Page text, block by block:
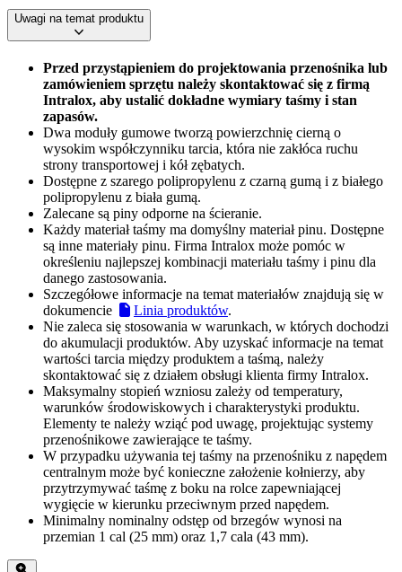
Uwagi na temat produktu
Przed przystąpieniem do projektowania przenośnika lub
zamówieniem sprzętu należy skontaktować się z firmą
Intralox, aby ustalić dokładne wymiary taśmy i stan
zapasów.
Dwa moduły gumowe tworzą powierzchnię cierną o
wysokim współczynniku tarcia, która nie zakłóca ruchu
strony transportowej i kół zębatych.
Dostępne z szarego polipropylenu z czarną gumą i z białego
polipropylenu z biała gumą.
Zalecane są piny odporne na ścieranie.
Każdy materiał taśmy ma domyślny materiał pinu. Dostępne
są inne materiały pinu. Firma Intralox może pomóc w
określeniu najlepszej kombinacji materiału taśmy i pinu dla
danego zastosowania.
Szczegółowe informacje na temat materiałów znajdują się w
dokumencie
Linia produktów.
Nie zaleca się stosowania w warunkach, w których dochodzi
do akumulacji produktów. Aby uzyskać informacje na temat
wartości tarcia między produktem a taśmą, należy
skontaktować się z działem obsługi klienta firmy Intralox.
Maksymalny stopień wzniosu zależy od temperatury,
warunków środowiskowych i charakterystyki produktu.
Elementy te należy wziąć pod uwagę, projektując systemy
przenośnikowe zawierające te taśmy.
W przypadku używania tej taśmy na przenośniku z napędem
centralnym może być konieczne założenie kołnierzy, aby
przytrzymywać taśmę z boku na rolce zapewniającej
wygięcie w kierunku przeciwnym przed napędem.
Minimalny nominalny odstęp od brzegów wynosi na
przemian 1 cal (25 mm) oraz 1,7 cala (43 mm).